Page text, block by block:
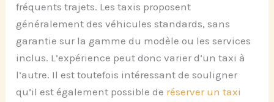
fréquents trajets. Les taxis proposent
généralement des véhicules standards, sans
garantie sur la gamme du modèle ou les services
inclus. L’expérience peut donc varier d’un taxi à
l’autre. Il est toutefois intéressant de souligner
qu’il est également possible de réserver un taxi